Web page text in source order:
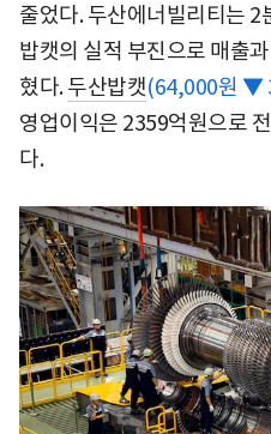
줄었다. 두산에너빌리티는 2
밥캣의 실적 부진으로 매출
혔다.두산밥캣(64,000원 ▼
영업이익은 2359억원으로
다.